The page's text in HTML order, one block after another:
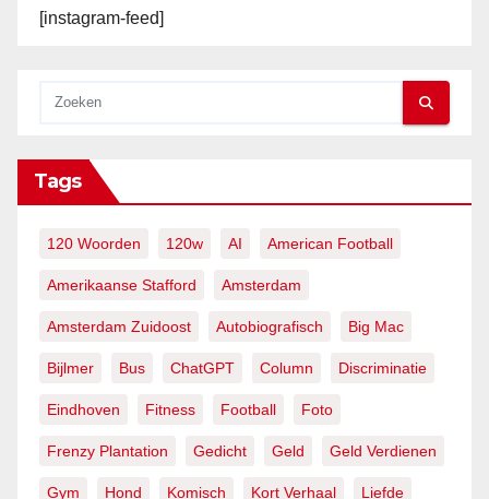
[instagram-feed]
Tags
120 Woorden 120w AI American Football
Amerikaanse Stafford Amsterdam
Amsterdam Zuidoost Autobiografisch Big Mac
Bijlmer Bus ChatGPT Column Discriminatie
Eindhoven Fitness Football Foto
Frenzy Plantation Gedicht Geld Geld Verdienen
Gym Hond Komisch Kort Verhaal Liefde